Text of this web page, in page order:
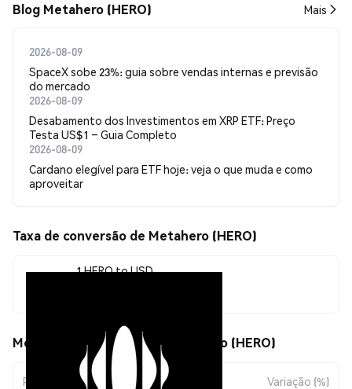
Blog Metahero (HERO) Mais
2026-08-09
SpaceX sobe 23%: guia sobre vendas internas e previsão
do mercado
2026-08-09
Desabamento dos Investimentos em XRP ETF: Preço
Testa US$1 – Guia Completo
2026-08-09
Cardano elegível para ETF hoje: veja o que muda e como
aproveitar
Taxa de conversão de Metahero (HERO)
1 HERO to USD
Movimentos de preço de Metahero (HERO)
Período Variação do Valor Variação (%)